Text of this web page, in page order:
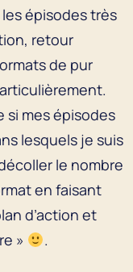
épisodes très
retour
de pur
si mes épisodes
lesquels je suis
le nombre
en faisant
d’action et
»
.